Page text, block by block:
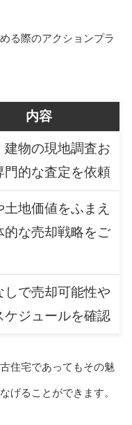
る際のアクションプラ
内容
建物の現地調査お
門的な査定を依頼
土地価値をふまえ
的な売却戦略をご
しで売却可能性や
ケジュールを確認
住宅であってもその魅
げることができます。